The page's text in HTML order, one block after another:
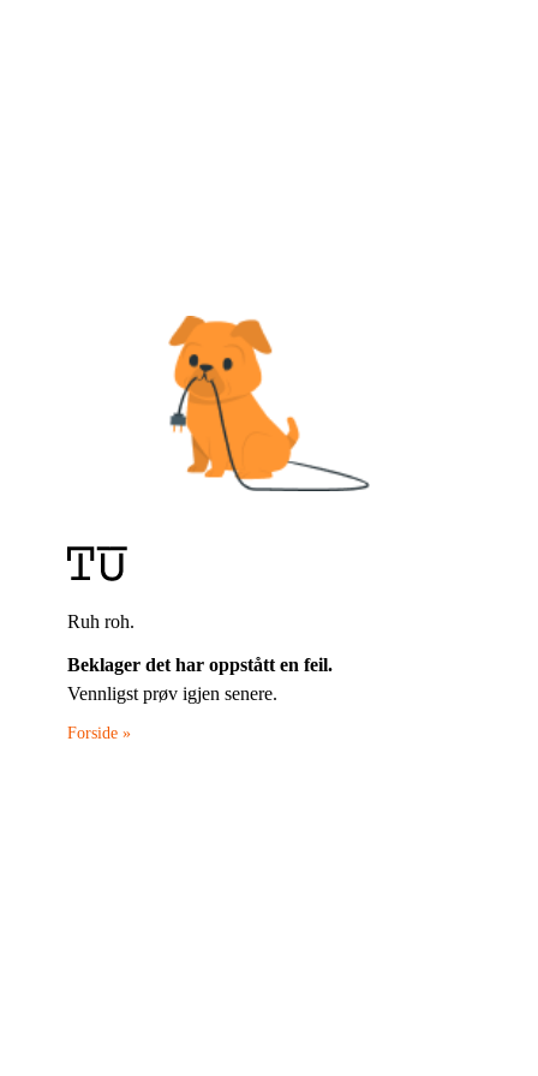
Ruh roh.
Beklager det har oppstått en feil.
Vennligst prøv igjen senere.
Forside »